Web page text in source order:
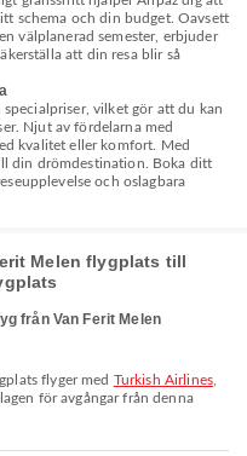
schema och din budget. Oavsett
välplanerad semester, erbjuder
att din resa blir så
vilket gör att du kan
Njut av fördelarna med
kvalitet eller komfort. Med
din drömdestination. Boka ditt
och oslagbara
Melen flygplats till
från Van Ferit Melen
flyger med Turkish Airlines,
för avgångar från denna